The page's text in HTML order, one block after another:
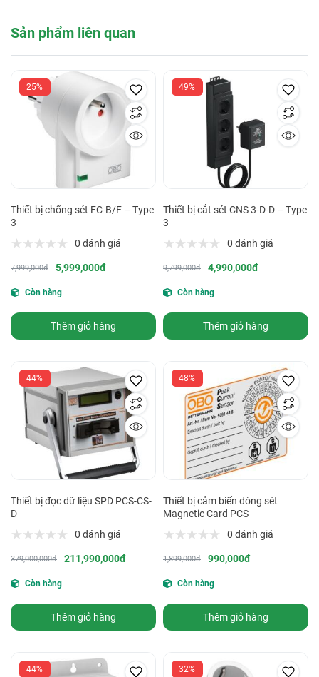
Sản phẩm liên quan
25%
Thiết bị chống sét FC-B/F – Type
3
0 đánh giá
7,999,000đ 5,999,000đ
Còn hàng
Thêm giỏ hàng
49%
Thiết bị cắt sét CNS 3-D-D – Type
3
0 đánh giá
9,799,000đ 4,990,000đ
Còn hàng
Thêm giỏ hàng
44%
Thiết bị đọc dữ liệu SPD PCS-CS-
D
0 đánh giá
379,000,000đ 211,990,000đ
Còn hàng
Thêm giỏ hàng
48%
Thiết bị cảm biến dòng sét
Magnetic Card PCS
0 đánh giá
1,899,000đ 990,000đ
Còn hàng
Thêm giỏ hàng
44% 32%